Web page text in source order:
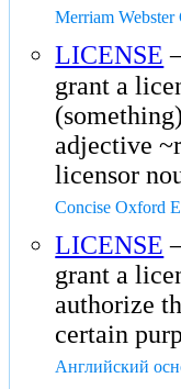
Merriam
LICENSE
grant a
adjective
licensor
Concise Oxford
LICENSE
grant a
authorize
certain
Английский